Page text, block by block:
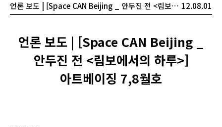
언론 보도 | [Space CAN Beijing _ 안두진 전 <림보에서의 하루>] 아트베이징 7,8월호 12.08.01
언론 보도 | [Space CAN Beijing _
안두진 전 <림보에서의 하루>]
아트베이징 7,8월호